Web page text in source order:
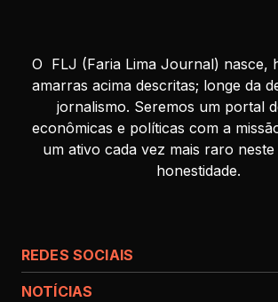
O FLJ (Faria Lima Journal) nasce,
amarras acima descritas; longe da
jornalismo. Seremos um portal
econômicas e políticas com a
um ativo cada vez mais raro
honestidade.
REDES SOCIAIS
NOTÍCIAS